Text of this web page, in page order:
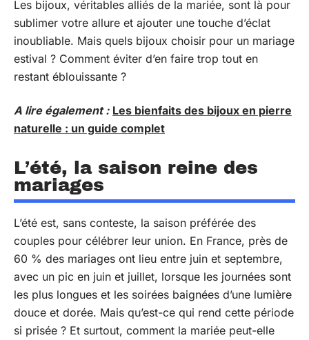
Les bijoux, véritables alliés de la mariée, sont là pour
sublimer votre allure et ajouter une touche d’éclat
inoubliable. Mais quels bijoux choisir pour un mariage
estival ? Comment éviter d’en faire trop tout en
restant éblouissante ?
A lire également : Les bienfaits des bijoux en pierre
naturelle : un guide complet
L’été, la saison reine des
mariages
L’été est, sans conteste, la saison préférée des
couples pour célébrer leur union. En France, près de
60 % des mariages ont lieu entre juin et septembre,
avec un pic en juin et juillet, lorsque les journées sont
les plus longues et les soirées baignées d’une lumière
douce et dorée. Mais qu’est-ce qui rend cette période
si prisée ? Et surtout, comment la mariée peut-elle